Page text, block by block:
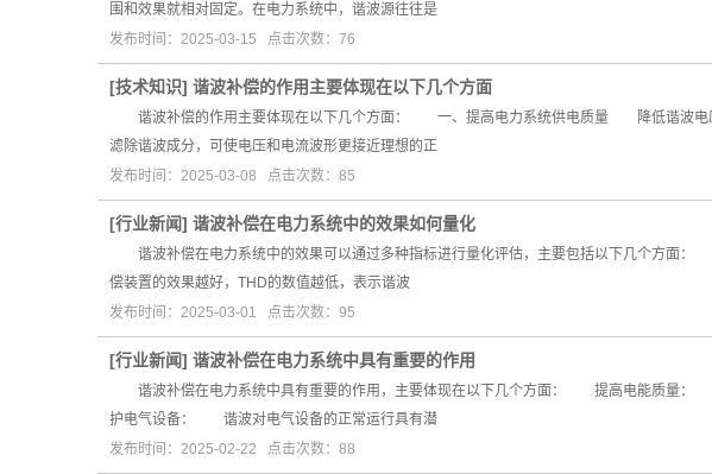
围和效果就相对固定。在电力系统中，谐波源往往是
发布时间：2025-03-15 点击次数：76
[技术知识] 谐波补偿的作用主要体现在以下几个方面
谐波补偿的作用主要体现在以下几个方面： 一、提高电力系统供电质量 降低谐波电压
滤除谐波成分，可使电压和电流波形更接近理想的正
发布时间：2025-03-08 点击次数：85
[行业新闻] 谐波补偿在电力系统中的效果如何量化
谐波补偿在电力系统中的效果可以通过多种指标进行量化评估，主要包括以下几个方面
偿装置的效果越好，THD的数值越低，表示谐波
发布时间：2025-03-01 点击次数：95
[行业新闻] 谐波补偿在电力系统中具有重要的作用
谐波补偿在电力系统中具有重要的作用，主要体现在以下几个方面： 提高电能质量：
护电气设备： 谐波对电气设备的正常运行具有潜
发布时间：2025-02-22 点击次数：88